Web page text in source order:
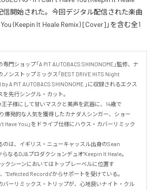
信開始された。今回デジタル配信された楽曲
(Keepin It Heale Remix) [Cover]」を含む全1
門ショップ「A PIT AUTOBACS SHINONOME」監修、ナ
ンストップミックス「BEST DRIVE HITS Night
A PIT AUTOBACS SHINONOME 」に収録されるエクス
先行シングル・カット。
王子様にして甘いマスクと美声を武器に、14歳で
爆発的な人気を獲得したカナダ人シンガー、ショー
Have You」をドライブ仕様にハウス・カバーリミック
のは、イギリス・ニューキャッスル出身のSean
なるDJ&プロダクションデュオ"Keepin It Heale。
クシーンにおいてはトップレーベルに位置す
"Defected Records"からサポートを受けている。
バーリミックス・トリップが、心地良いナイト・クル